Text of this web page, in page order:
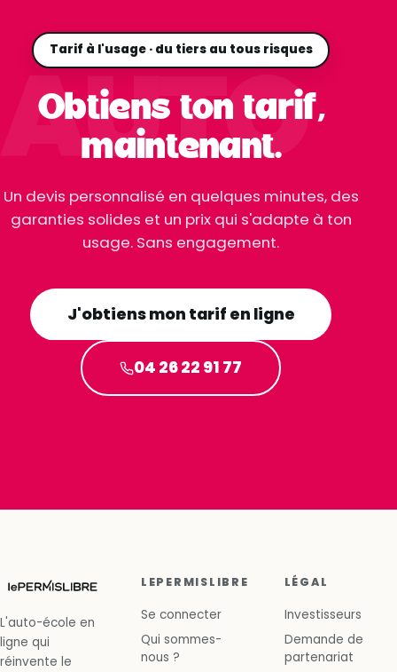
AUTO
Tarif à l'usage · du tiers au tous risques
Obtiens ton tarif,
maintenant.
Un devis personnalisé en quelques minutes, des
garanties solides et un prix qui s'adapte à ton
usage. Sans engagement.
J'obtiens mon tarif en ligne
04 26 22 91 77
L'auto-école en
ligne qui
réinvente le
LEPERMISLIBRE
Se connecter
Qui sommes-
nous ?
LÉGAL
Investisseurs
Demande de
partenariat